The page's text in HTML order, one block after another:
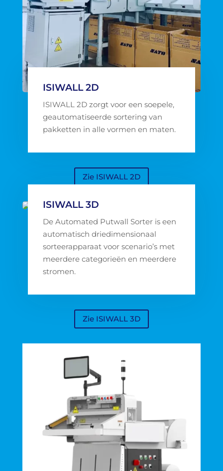
ISIWALL 2D
ISIWALL 2D zorgt voor een soepele,
geautomatiseerde sortering van
pakketten in alle vormen en maten.
Zie ISIWALL 2D
ISIWALL 3D
De Automated Putwall Sorter is een
automatisch driedimensionaal
sorteerapparaat voor scenario’s met
meerdere categorieën en meerdere
stromen.
Zie ISIWALL 3D